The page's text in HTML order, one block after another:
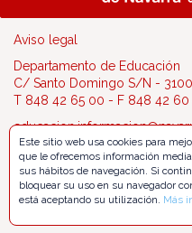
Aviso legal
Departamento de Educación
C/ Santo Domingo S/N -
T 848 42 65 00 - F 848 42 60
Este sitio web usa cookies para
que le ofrecemos información
sus hábitos de navegación. Si
bloquear su uso en su navegador
está aceptando su utilización. Más